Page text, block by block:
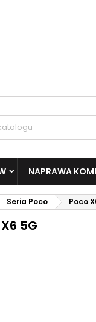
NAPRAWA
Seria Poco Poco
5G